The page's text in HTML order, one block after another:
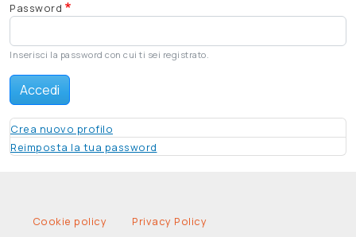
Password
Inserisci la password con cui ti sei registrato.
Accedi
Crea nuovo profilo
Reimposta la tua password
Legal Info
Cookie policy Privacy Policy